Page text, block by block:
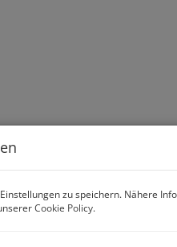
zu speichern. Nähere
Cookie Policy.